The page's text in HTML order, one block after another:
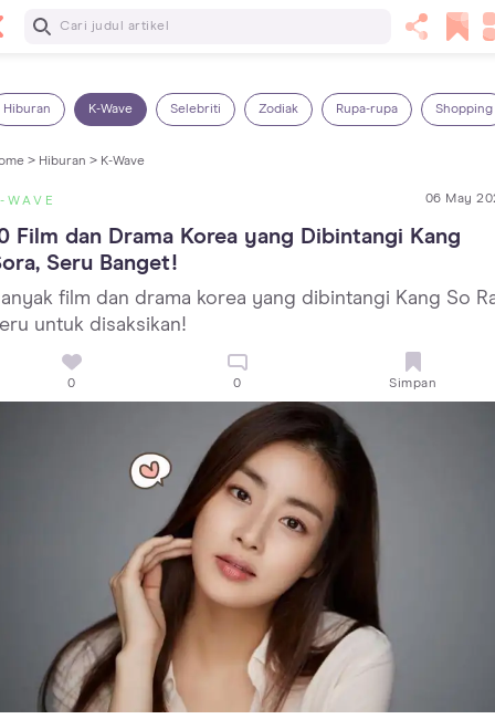
Baca Selanjutnya
Hiburan K-Wave Selebriti Zodiak Rupa-rupa Shopping
> Hiburan > K-Wave
WAVE 06 May
Film dan Drama Korea yang Dibintangi Kang
Seru Banget!
film dan drama korea yang dibintangi Kang So
untuk disaksikan!
0 0 Simpan